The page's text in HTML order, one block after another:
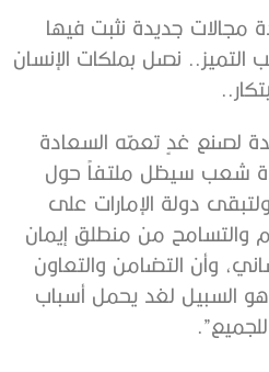
مجالات جديدة نثبت فيها
التميز.. نصل بملكات الإنسان
لصنع غدٍ تعمّه السعادة
شعب سيظل ملتفاً حول
دولة الإمارات على
والتسامح من منطلق إيمان
وأن التضامن والتعاون
السبيل لغد يحمل أسباب